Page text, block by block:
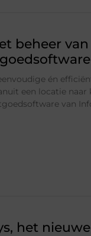
beheer
én
een locatie
van
het